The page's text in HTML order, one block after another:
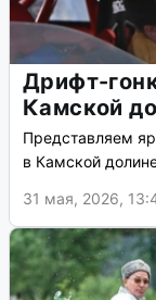
Дрифт-
Камской
Представляем
в Камской
31 мая, 2026,